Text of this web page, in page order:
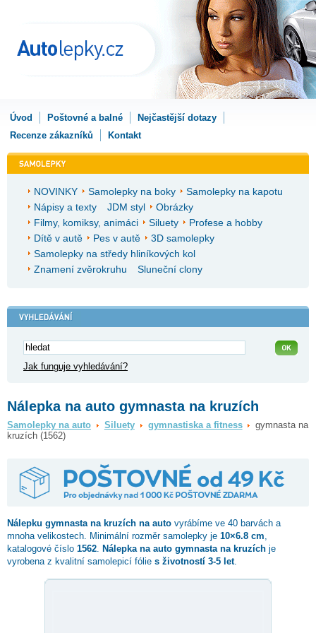
Úvod Poštovné a balné
Nejčastější dotazy
Recenze zákazníků
Kontakt
NOVINKY Samolepky na boky
Samolepky na kapotu
Nápisy a texty
JDM styl
Obrázky
Filmy, komiksy, animáci
Siluety
Profese a hobby
Dítě v autě
Pes v autě
3D samolepky
Samolepky na středy hliníkových kol
Znamení zvěrokruhu
Sluneční clony
Jak funguje vyhledávání?
Nálepka na auto gymnasta na kruzích
Samolepky na auto Siluety gymnastiska a fitness
gymnasta na
kruzích (1562)
Nálepku gymnasta na kruzích na auto vyrábíme ve 40 barvách a
mnoha velikostech. Minimální rozměr samolepky je 10×6.8 cm
katalogové číslo 1562 Nálepka na auto gymnasta na kruzích je
vyrobena z kvalitní samolepicí fólie s životností 3-5 let.